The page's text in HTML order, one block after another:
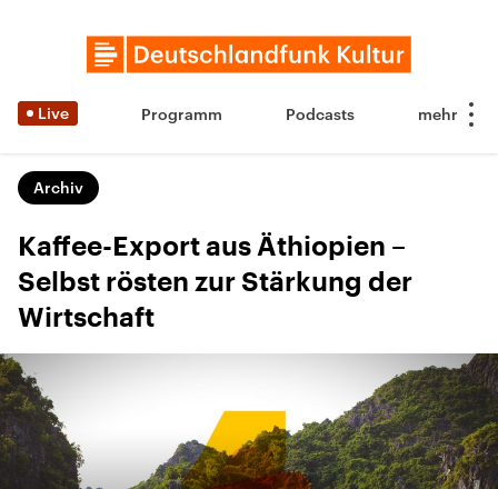
Live Programm Podcasts
Archiv
Kaffee-Export aus Äthiopien –
Selbst rösten zur Stärkung der
Wirtschaft